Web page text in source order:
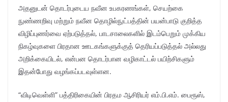
அதனுடன் தொடர்புடைய நவீன உபகரணங்கள், செயற்கை
நுண்ணறிவு மற்றும் நவீன தொழில்நுட்பத்தின் பயன்பாடு குறித்த
விழிப்புணர்வை ஏற்படுத்தல், பாடசாலைகளில் இடம்பெறும் முக்கிய
நிகழ்வுகளை பிரதான ஊடகங்களுக்குத் தெரியப்படுத்தல் அல்லது
அறிக்கையிடல், என்பன தொடர்பான வழிகாட்டல் பயிற்சிகளும்
இதன்போது வழங்கப்படவுள்ளன.
“விடிவெள்ளி” பத்திரிகையின் பிரதம ஆசிரியர் எம்.பி.எம். பைரூஸ்,